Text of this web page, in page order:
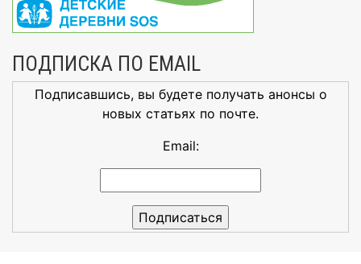
ПОДПИСКА ПО EMAIL
Подписавшись, вы будете получать анонсы о
новых статьях по почте.
Email: